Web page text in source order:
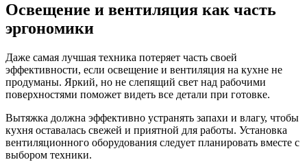
Освещение и вентиляция как часть
эргономики
Даже самая лучшая техника потеряет часть своей
эффективности, если освещение и вентиляция на кухне не
продуманы. Яркий, но не слепящий свет над рабочими
поверхностями поможет видеть все детали при готовке.
Вытяжка должна эффективно устранять запахи и влагу, чтобы
кухня оставалась свежей и приятной для работы. Установка
вентиляционного оборудования следует планировать вместе с
выбором техники.